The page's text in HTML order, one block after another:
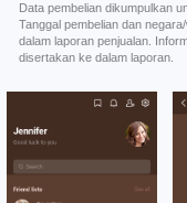
Data pembelian dikumpulkan
Tanggal pembelian dan
dalam laporan penjualan.
disertakan ke dalam laporan.